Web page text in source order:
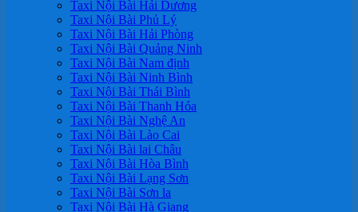
Taxi Nội Bài Hải Dương
Taxi Nội Bài Phủ Lý
Taxi Nội Bài Hải Phòng
Taxi Nội Bài Quảng Ninh
Taxi Nội Bài Nam định
Taxi Nội Bài Ninh Bình
Taxi Nội Bài Thái Bình
Taxi Nội Bài Thanh Hóa
Taxi Nội Bài Nghệ An
Taxi Nội Bài Lào Cai
Taxi Nội Bài lai Châu
Taxi Nội Bài Hòa Bình
Taxi Nội Bài Lạng Sơn
Taxi Nội Bài Sơn la
Taxi Nội Bài Hà Giang